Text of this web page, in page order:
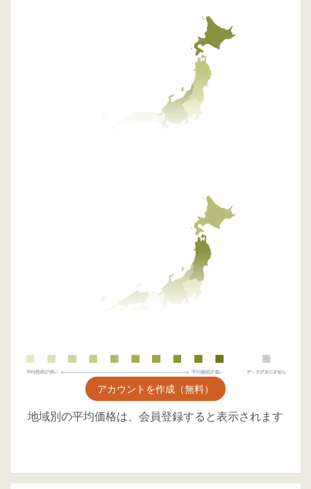
アカウントを作成（無料）
地域別の平均価格は、会員登録すると表示されます